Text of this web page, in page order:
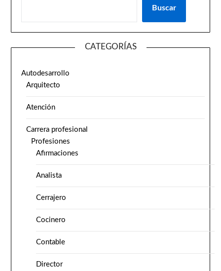
Buscar
CATEGORÍAS
Autodesarrollo
Arquitecto
Atención
Carrera profesional
Profesiones
Afirmaciones
Analista
Cerrajero
Cocinero
Contable
Director